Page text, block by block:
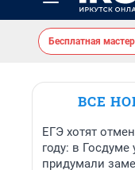
Бесплатная
ВСЕ
ЕГЭ хотят
году: в Госдуме
придумали